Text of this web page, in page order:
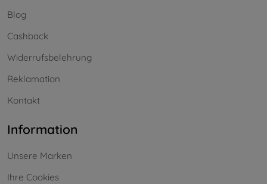
Blog
Cashback
Widerrufsbelehrung
Reklamation
Kontakt
Information
Unsere Marken
Ihre Cookies